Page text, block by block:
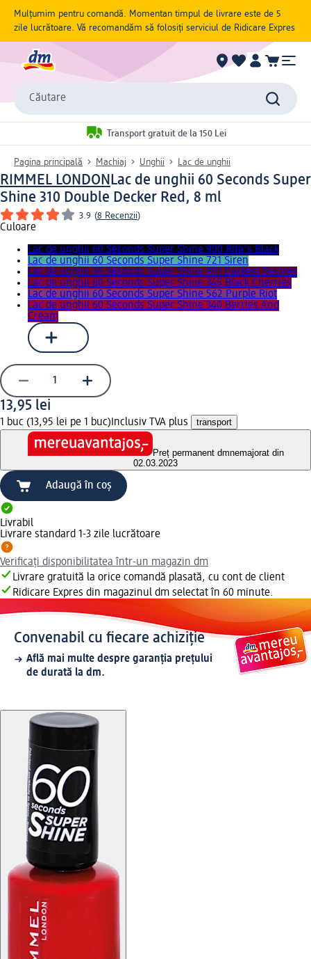
Mulțumim pentru comandă. Momentan timpul de livrare este de 5
zile lucrătoare. Vă recomandăm să folosiți serviciul de Ridicare Expres
Căutare
Transport gratuit de la 150 Lei
Pagina principală Machiaj Unghii Lac de unghii
RIMMEL LONDONLac de unghii 60 Seconds Super
Shine 310 Double Decker Red, 8 ml
3.9 (8 Recenzii)
Culoare
Lac de unghii 60 Seconds Super Shine 900 Rita's Black
Lac de unghii 60 Seconds Super Shine 721 Siren
Lac de unghii 60 Seconds Super Shine 901 Darkest Desires
Lac de unghii 60 Seconds Super Shine 345 Black Cherries
Lac de unghii 60 Seconds Super Shine 562 Purple Riot
Lac de unghii 60 Seconds Super Shine 340 Berries And
Cream
13,95 lei
1 buc (13,95 lei pe 1 buc) Inclusiv TVA plus transport
Preț permanent dmnemajorat din
02.03.2023
Adaugă în coș
Livrabil
Livrare standard 1-3 zile lucrătoare
Verificați disponibilitatea într-un magazin dm
Livrare gratuită la orice comandă plasată, cu cont de client
Ridicare Expres din magazinul dm selectat în 60 minute.
Convenabil cu fiecare achiziție
Află mai multe despre garanția prețului
de durată la dm.